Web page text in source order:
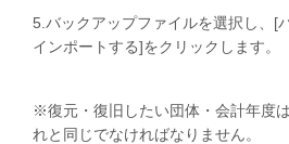
5.バックアップファイルを選択し、[
インポートする]をクリックします。
※復元・復旧したい団体・会計年度
れと同じでなければなりません。